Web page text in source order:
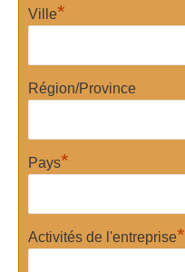
Ville*
Région/Province
Pays*
Activités de l'entreprise*